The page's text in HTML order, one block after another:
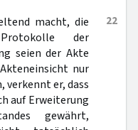
22
macht, die
der
seien der Akte
nur
er, dass
auf Erweiterung
gewährt,